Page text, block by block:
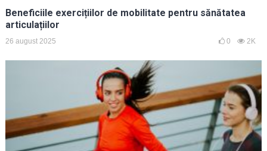
Beneficiile exercițiilor de mobilitate pentru sănătatea
articulațiilor
26 august 2025 0 2K